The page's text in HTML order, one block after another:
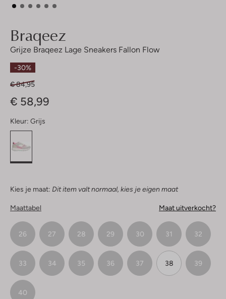
Braqeez
Grijze Braqeez Lage Sneakers Fallon Flow
-30%
€ 84,95
€ 58,99
Kleur: Grijs
Kies je maat: Dit item valt normaal, kies je eigen maat
Maattabel Maat uitverkocht?
26 27 28 29 30 31 32
33 34 35 36 37 38 39
40